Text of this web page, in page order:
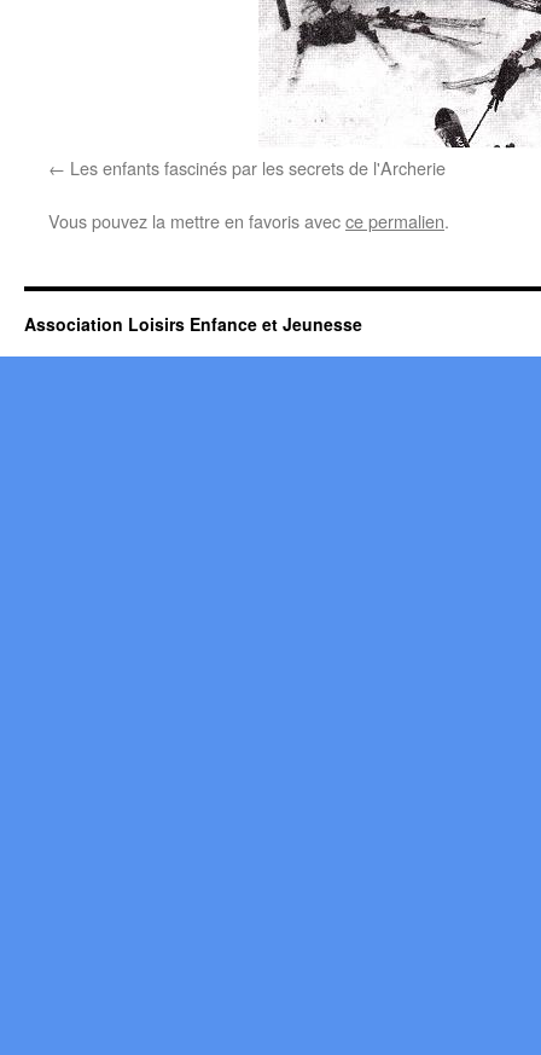
Les enfants fascinés par les secrets de l'Archerie
Vous pouvez la mettre en favoris avecce permalien.
Association Loisirs Enfance et Jeunesse